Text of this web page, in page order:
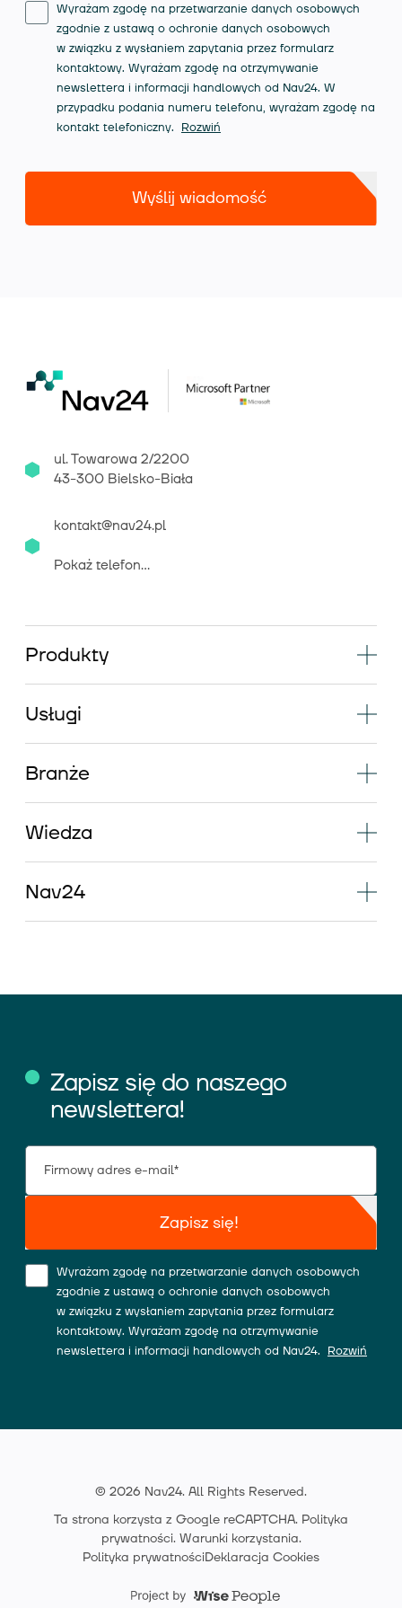
Wyrażam zgodę na przetwarzanie danych osobowych
zgodnie z ustawą o ochronie danych osobowych
w związku z wysłaniem zapytania przez formularz
kontaktowy. Wyrażam zgodę na otrzymywanie
newslettera i informacji handlowych od Nav24. W
przypadku podania numeru telefonu, wyrażam zgodę na
kontakt telefoniczny.
Rozwiń
Wyślij wiadomość
ul. Towarowa 2/2200
43-300 Bielsko-Biała
kontakt@nav24.pl
Pokaż telefon...
Produkty
Usługi
Branże
Wiedza
Nav24
Zapisz się do naszego
newslettera!
Zapisz się!
Wyrażam zgodę na przetwarzanie danych osobowych
zgodnie z ustawą o ochronie danych osobowych
w związku z wysłaniem zapytania przez formularz
kontaktowy. Wyrażam zgodę na otrzymywanie
newslettera i informacji handlowych od Nav24.
Rozwiń
© 2026 Nav24. All Rights Reserved.
Ta strona korzysta z Google reCAPTCHA. Polityka
prywatności. Warunki korzystania.
Polityka prywatnościDeklaracja Cookies